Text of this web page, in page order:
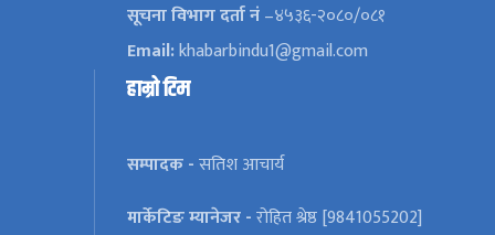
सूचना विभाग दर्ता नं–४५३६-२०८०/०८१
Email:khabarbindu1@gmail.com
हाम्रो टिम
सम्पादक -सतिश आचार्य
मार्केटिङ म्यानेजर -रोहित श्रेष्ठ [9841055202]